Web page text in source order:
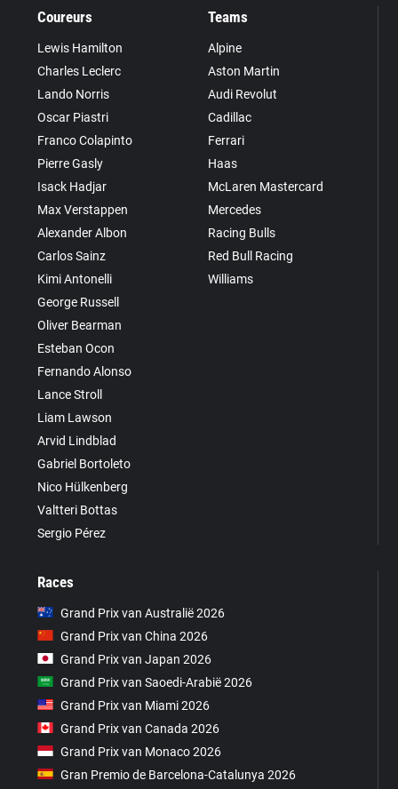
Coureurs
Lewis Hamilton
Charles Leclerc
Lando Norris
Oscar Piastri
Franco Colapinto
Pierre Gasly
Isack Hadjar
Max Verstappen
Alexander Albon
Carlos Sainz
Kimi Antonelli
George Russell
Oliver Bearman
Esteban Ocon
Fernando Alonso
Lance Stroll
Liam Lawson
Arvid Lindblad
Gabriel Bortoleto
Nico Hülkenberg
Valtteri Bottas
Sergio Pérez
Teams
Alpine
Aston Martin
Audi Revolut
Cadillac
Ferrari
Haas
McLaren Mastercard
Mercedes
Racing Bulls
Red Bull Racing
Williams
Races
Grand Prix van Australië 2026
Grand Prix van China 2026
Grand Prix van Japan 2026
Grand Prix van Saoedi-Arabië 2026
Grand Prix van Miami 2026
Grand Prix van Canada 2026
Grand Prix van Monaco 2026
Gran Premio de Barcelona-Catalunya 2026